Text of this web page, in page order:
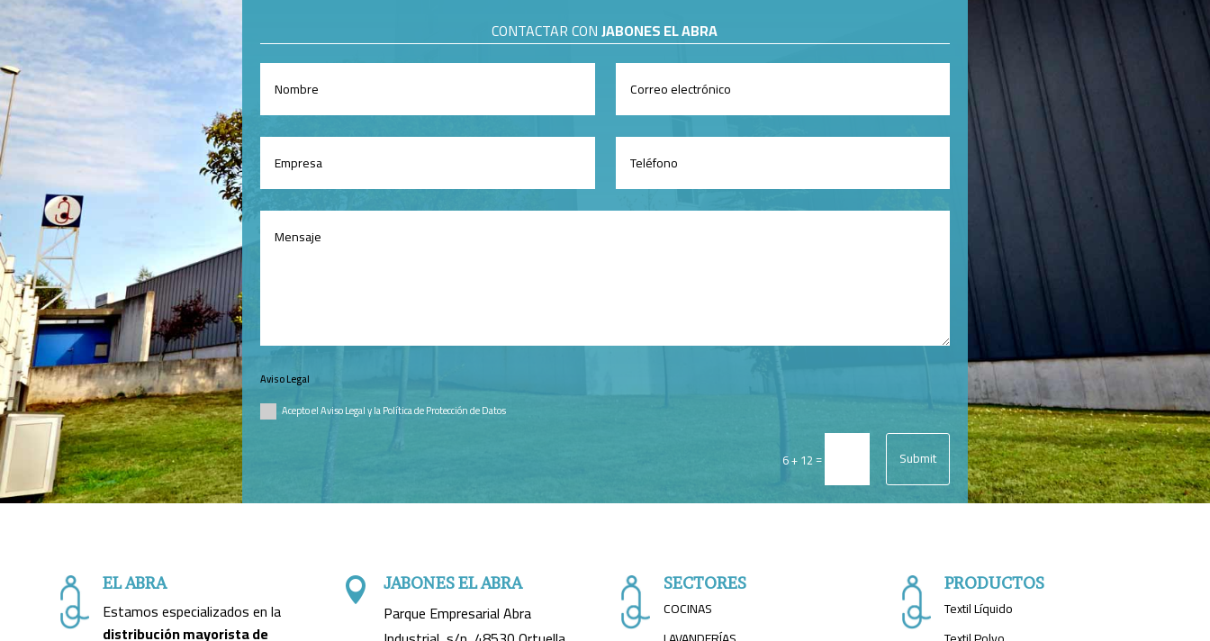
CONTACTAR CONJABONES EL ABRA
Aviso Legal
Acepto el Aviso Legal y la Política de Protección de Datos
6 + 12= Submit
EL ABRA
Estamos especializados en la
distribución mayorista de
 JABONES EL ABRA
Parque Empresarial Abra
SECTORES
COCINAS
PRODUCTOS
Textil Líquido